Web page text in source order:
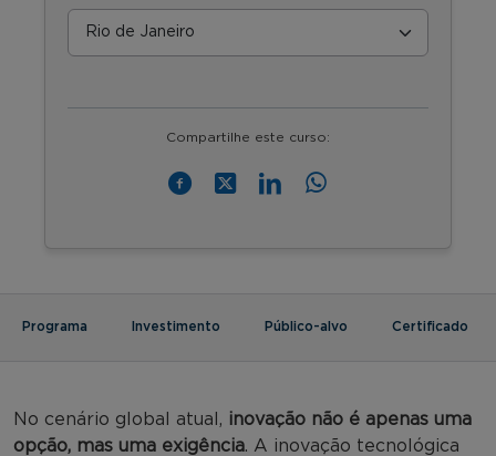
Compartilhe este curso:
Programa Investimento Público-alvo Certificado
No cenário global atual, inovação não é apenas uma
opção, mas uma exigência. A inovação tecnológica